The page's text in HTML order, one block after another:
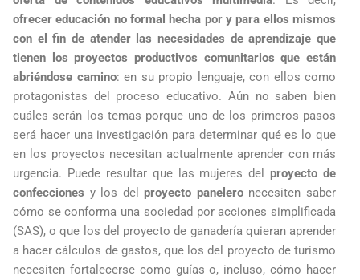
ofrecer educación no formal hecha por y para ellos mismos
con el fin de atender las necesidades de aprendizaje que
tienen los proyectos productivos comunitarios que están
abriéndose camino: en su propio lenguaje, con ellos como
protagonistas del proceso educativo. Aún no saben bien
cuáles serán los temas porque uno de los primeros pasos
será hacer una investigación para determinar qué es lo que
en los proyectos necesitan actualmente aprender con más
urgencia. Puede resultar que las mujeres delproyecto de
confecciones y los delproyecto paneleronecesiten saber
cómo se conforma una sociedad por acciones simplificada
(SAS), o que los del proyecto de ganadería quieran aprender
a hacer cálculos de gastos, que los del proyecto de turismo
necesiten fortalecerse como guías o, incluso, cómo hacer